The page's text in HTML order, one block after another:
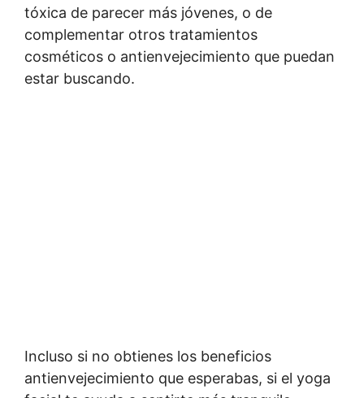
tóxica de parecer más jóvenes, o de
complementar otros tratamientos
cosméticos o antienvejecimiento que puedan
estar buscando.
Incluso si no obtienes los beneficios
antienvejecimiento que esperabas, si el yoga